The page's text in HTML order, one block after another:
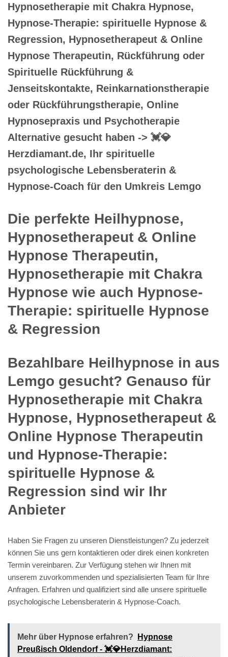
Hypnosetherapie mit Chakra Hypnose,
Hypnose-Therapie: spirituelle Hypnose &
Regression, Hypnosetherapeut & Online
Hypnose Therapeutin, Rückführung oder
Spirituelle Rückführung &
Jenseitskontakte, Reinkarnationstherapie
oder Rückführungstherapie, Online
Hypnosepraxis und Psychotherapie
Alternative gesucht haben -> 💓️💎
Herzdiamant.de, Ihr spirituelle
psychologische Lebensberaterin &
Hypnose-Coach für den Umkreis Lemgo
Die perfekte Heilhypnose,
Hypnosetherapeut & Online
Hypnose Therapeutin,
Hypnosetherapie mit Chakra
Hypnose wie auch Hypnose-
Therapie: spirituelle Hypnose
& Regression
Bezahlbare Heilhypnose in aus
Lemgo gesucht? Genauso für
Hypnosetherapie mit Chakra
Hypnose, Hypnosetherapeut &
Online Hypnose Therapeutin
und Hypnose-Therapie:
spirituelle Hypnose &
Regression sind wir Ihr
Anbieter
Haben Sie Fragen zu unseren Dienstleistungen? Zu jederzeit
können Sie uns gern kontaktieren oder direk einen konkreten
Termin vereinbaren. Zur Verfügung stehen wir Ihnen mit
unserem zuvorkommenden und spezialisierten Team für Ihre
Anfragen. Erfahren und qualifiziert sind alle unsere spirituelle
psychologische Lebensberaterin & Hypnose-Coach.
Mehr über Hypnose erfahren?
Hypnose
Preußisch Oldendorf - 💓️💎Herzdiamant: